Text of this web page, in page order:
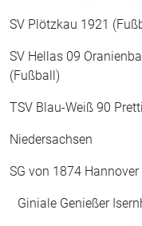
SV Plötzkau 1921
SV Hellas 09
(Fußball)
TSV Blau-Weiß 90
Niedersachsen
SG von 1874
Giniale Genießer